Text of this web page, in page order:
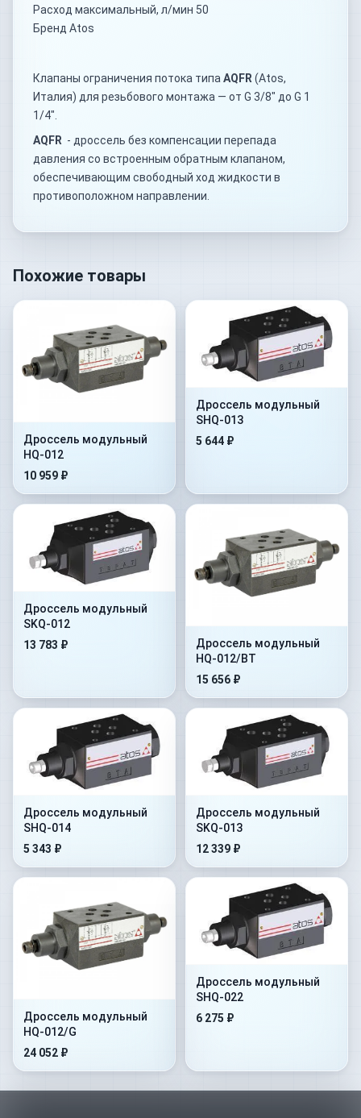
Расход максимальный, л/мин 50
Бренд Atos
Клапаны ограничения потока типа AQFR (Atos,
Италия) для резьбового монтажа — от G 3/8" до G 1
1/4".
AQFR - дроссель без компенсации перепада
давления со встроенным обратным клапаном,
обеспечивающим свободный ход жидкости в
противоположном направлении.
Похожие товары
Дроссель модульный
HQ-012
10 959 ₽
Дроссель модульный
SHQ-013
5 644 ₽
Дроссель модульный
SKQ-012
13 783 ₽
Дроссель модульный
HQ-012/BT
15 656 ₽
Дроссель модульный
SHQ-014
5 343 ₽
Дроссель модульный
SKQ-013
12 339 ₽
Дроссель модульный
HQ-012/G
24 052 ₽
Дроссель модульный
SHQ-022
6 275 ₽